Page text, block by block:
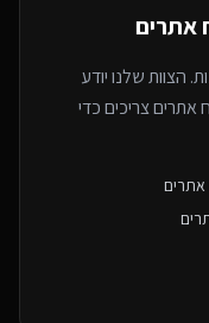
אתרים
הצוות שלנו יודע
אתרים צריכים כדי
אתרים